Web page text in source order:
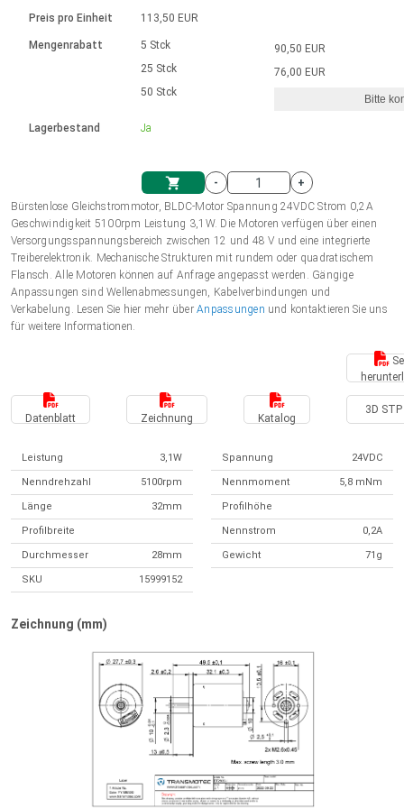
Einheitssystem
Einkaufswagen
Hubmagnete
230 - 50 Hz | 110 - 60 Hz
Drehzahlregelung für die AIS-Serie
Bürstenlose Gleichstrommotoren
mit Planetengetriebe und internem
Ø 28-42| 1-1400 rpm | <= 290Ncm
Bürstenlose DC Motor Controller
Gleichstrommotoren mit
Schneckengetriebe und Bürsten
Ø43-124mm | 31-425rpm | ≤ 41Nm
Treiber für Gleichstrommotoren mit
Synchron-Asynchron | für 1-4 Elektrozylinder
Synchron-Asynchron | für 1-4 Elektrozylinder
Français (EUR)
Polski (EUR)
Norsk (NOK)
Suomi (EUR)
Preis pro Einheit
Mengenrabatt
Lagerbestand
113,50 EUR
5 Stck
25 Stck
50 Stck
Ja
90,50 EUR
76,00 EUR
Bitte
-
+
Bürstenlose Gleichstrommotor, BLDC-Motor Spannung 24VDC Strom 0,2A
Geschwindigkeit 5100rpm Leistung 3,1W. Die Motoren verfügen über einen
Versorgungsspannungsbereich zwischen 12 und 48 V und eine integrierte
Treiberelektronik. Mechanische Strukturen mit rundem oder quadratischem
Flansch. Alle Motoren können auf Anfrage angepasst werden. Gängige
Anpassungen sind Wellenabmessungen, Kabelverbindungen und
Verkabelung. Lesen Sie hier mehr überAnpassungen und kontaktieren Sie uns
für weitere Informationen.
Datenblatt Zeichnung Katalog
3D STP
Leistung 3,1W Spannung 24VDC
Nenndrehzahl 5100rpm Nennmoment 5,8 mNm
Länge 32mm Profilhöhe
Profilbreite Nennstrom 0,2A
Durchmesser 28mm Gewicht 71g
SKU 15999152
Zeichnung (mm)